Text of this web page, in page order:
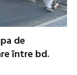
de
între bd.